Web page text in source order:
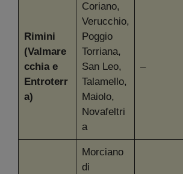
Rimini
(Valmare
cchia e
Entroterr
a)
Coriano,
Verucchio,
Poggio
Torriana,
San Leo,
Talamello,
Maiolo,
Novafeltri
a
–
Morciano
di